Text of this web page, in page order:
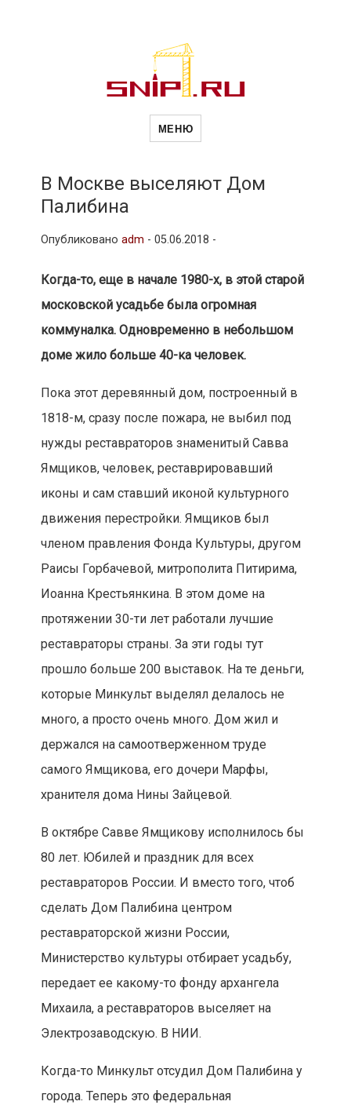
Новости
и
другие связанные со стройкой
рубрики
МЕНЮ
В Москве выселяют Дом
Палибина
Опубликовано adm - 05.06.2018 -
Когда-то, еще в начале 1980-х, в этой старой
московской усадьбе была огромная
коммуналка. Одновременно в небольшом
доме жило больше 40-ка человек.
Пока этот деревянный дом, построенный в
1818-м, сразу после пожара, не выбил под
нужды реставраторов знаменитый Савва
Ямщиков, человек, реставрировавший
иконы и сам ставший иконой культурного
движения перестройки. Ямщиков был
членом правления Фонда Культуры, другом
Раисы Горбачевой, митрополита Питирима,
Иоанна Крестьянкина. В этом доме на
протяжении 30-ти лет работали лучшие
реставраторы страны. За эти годы тут
прошло больше 200 выставок. На те деньги,
которые Минкульт выделял делалось не
много, а просто очень много. Дом жил и
держался на самоотверженном труде
самого Ямщикова, его дочери Марфы,
хранителя дома Нины Зайцевой.
В октябре Савве Ямщикову исполнилось бы
80 лет. Юбилей и праздник для всех
реставраторов России. И вместо того, чтоб
сделать Дом Палибина центром
реставраторской жизни России,
Министерство культуры отбирает усадьбу,
передает ее какому-то фонду архангела
Михаила, а реставраторов выселяет на
Электрозаводскую. В НИИ.
Когда-то Минкульт отсудил Дом Палибина у
города. Теперь это федеральная